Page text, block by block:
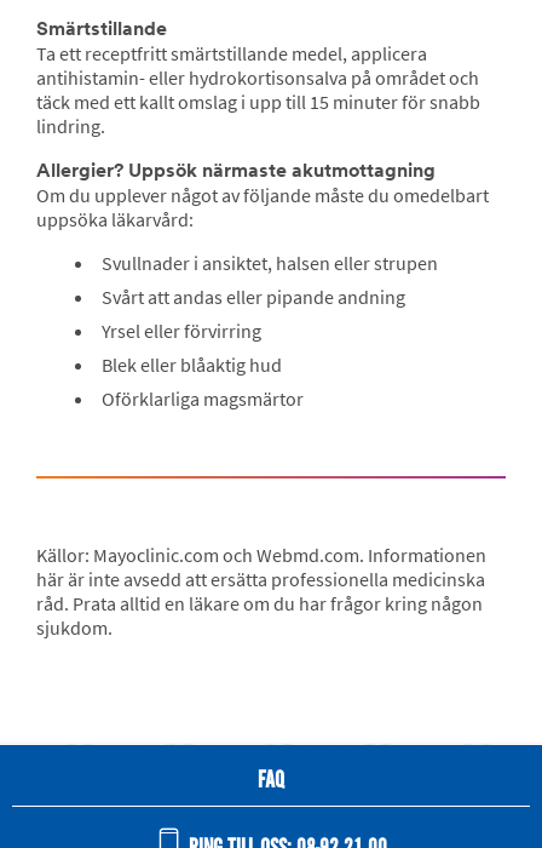
Smärtstillande
Ta ett receptfritt smärtstillande medel, applicera
antihistamin- eller hydrokortisonsalva på området och
täck med ett kallt omslag i upp till 15 minuter för snabb
lindring.
Allergier? Uppsök närmaste akutmottagning
Om du upplever något av följande måste du omedelbart
uppsöka läkarvård:
Svullnader i ansiktet, halsen eller strupen
Svårt att andas eller pipande andning
Yrsel eller förvirring
Blek eller blåaktig hud
Oförklarliga magsmärtor
Källor: Mayoclinic.com och Webmd.com. Informationen
här är inte avsedd att ersätta professionella medicinska
råd. Prata alltid en läkare om du har frågor kring någon
sjukdom.
FAQ